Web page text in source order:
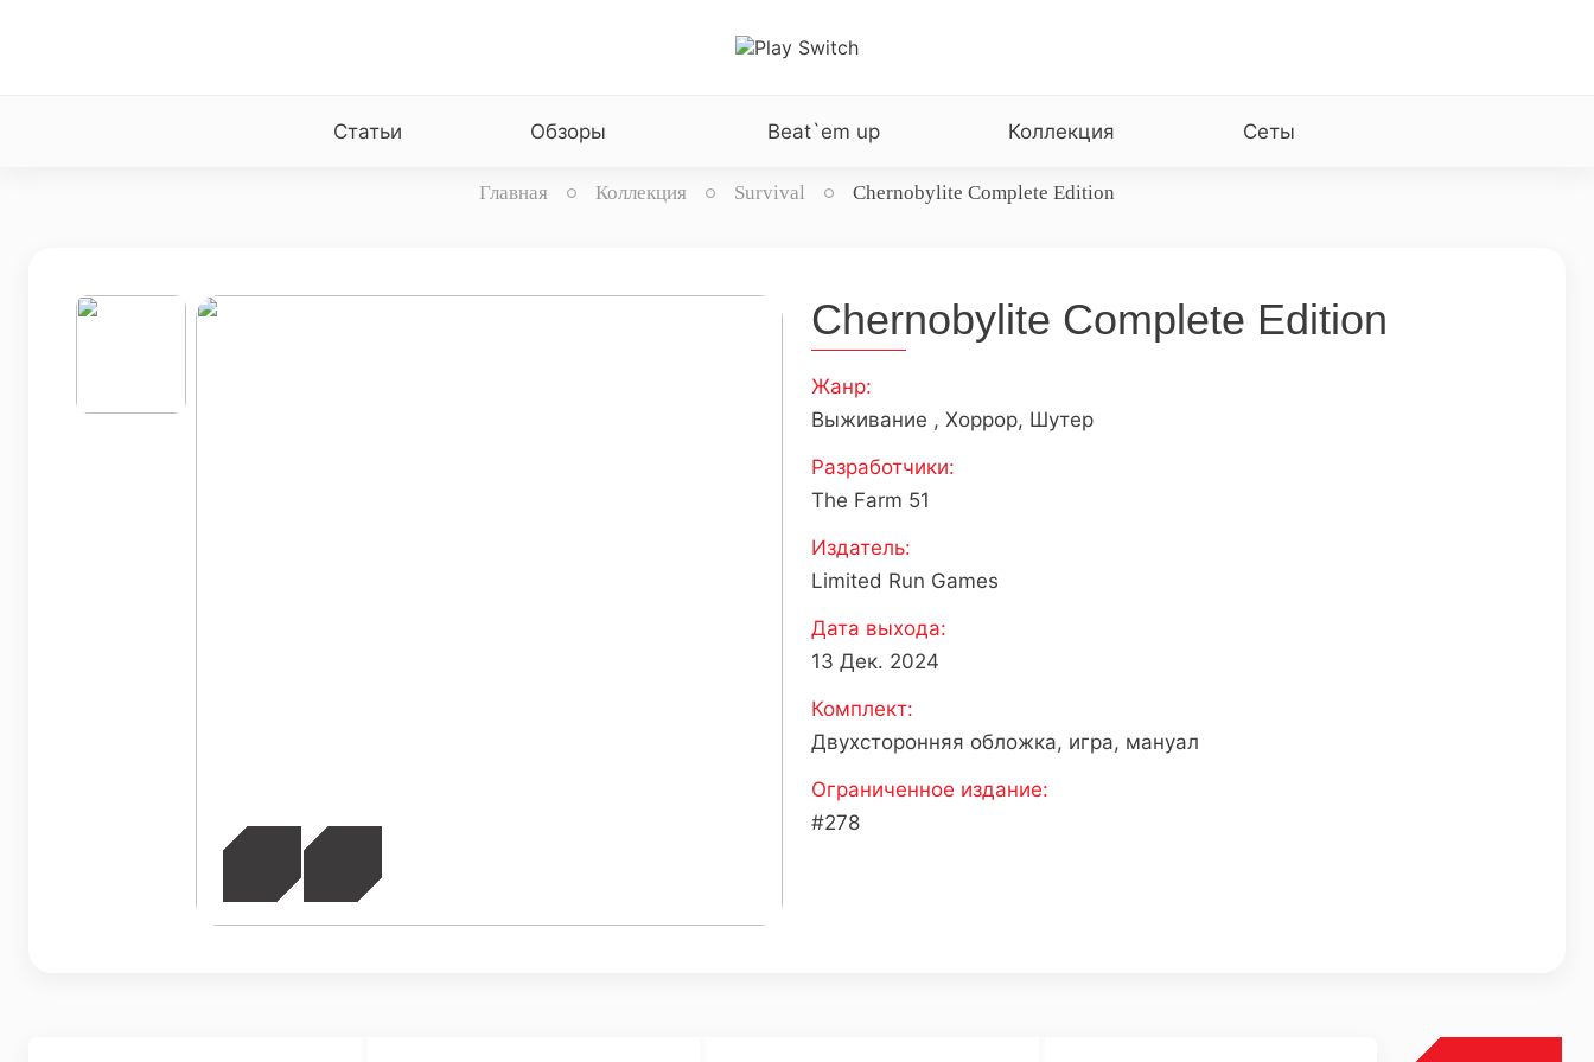
Статьи Обзоры Beat`em up Коллекция Сеты
Главная Коллекция Survival Chernobylite Complete Edition
Chernobylite Complete Edition
Жанр:
Выживание , Хоррор, Шутер
Разработчики:
The Farm 51
Издатель:
Limited Run Games
Дата выхода:
13 Дек. 2024
Комплект:
Двухсторонняя обложка, игра, мануал
Ограниченное издание:
#278